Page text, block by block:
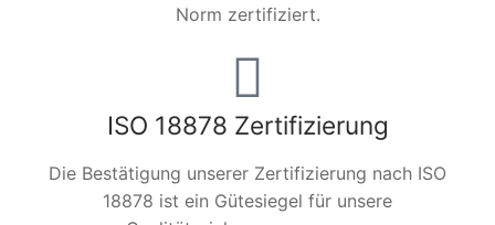
Norm zertifiziert.
ISO 18878 Zertifizierung
Die Bestätigung unserer Zertifizierung nach ISO
18878 ist ein Gütesiegel für unsere